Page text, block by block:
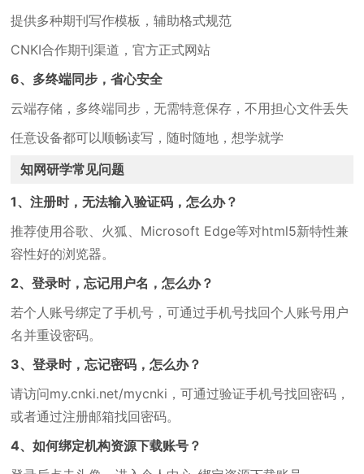
提供多种期刊写作模板，辅助格式规范
CNKI合作期刊渠道，官方正式网站
6、多终端同步，省心安全
云端存储，多终端同步，无需特意保存，不用担心文件丢失
任意设备都可以顺畅读写，随时随地，想学就学
知网研学常见问题
1、注册时，无法输入验证码，怎么办？
推荐使用谷歌、火狐、Microsoft Edge等对html5新特性兼
容性好的浏览器。
2、登录时，忘记用户名，怎么办？
若个人账号绑定了手机号，可通过手机号找回个人账号用户
名并重设密码。
3、登录时，忘记密码，怎么办？
请访问my.cnki.net/mycnki，可通过验证手机号找回密码，
或者通过注册邮箱找回密码。
4、如何绑定机构资源下载账号？